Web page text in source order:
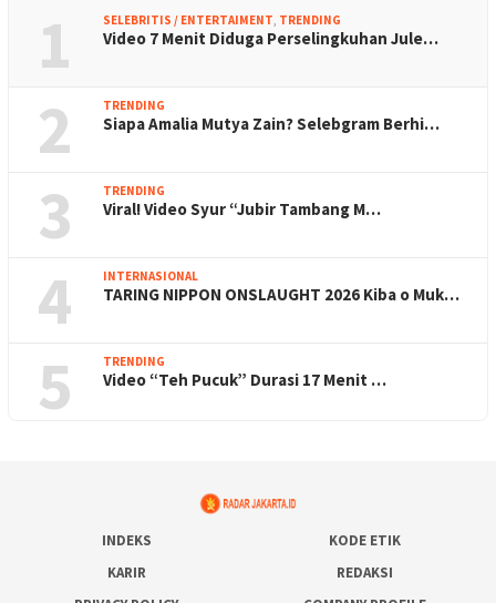
1 SELEBRITIS / ENTERTAIMENT TRENDING
Video 7 Menit Diduga Perselingkuhan Jule…
2 TRENDING
Siapa Amalia Mutya Zain? Selebgram Berhi…
3 TRENDING
Viral! Video Syur “Jubir Tambang M…
4 INTERNASIONAL
TARING NIPPON ONSLAUGHT 2026 Kiba o Muk…
5 TRENDING
Video “Teh Pucuk” Durasi 17 Menit …
INDEKS
KODE ETIK
KARIR
REDAKSI